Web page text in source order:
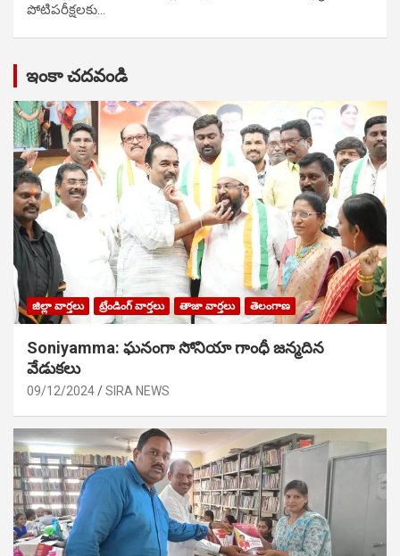
పోటిప‌రీక్ష‌ల‌కు…
ఇంకా చదవండి
జిల్లా వార్తలు ట్రేండింగ్ వార్తలు తాజా వార్తలు తెలంగాణ
Soniyamma: ఘ‌నంగా సోనియా గాంధీ జ‌న్మ‌దిన
వేడుక‌లు
09/12/2024 SIRA NEWS